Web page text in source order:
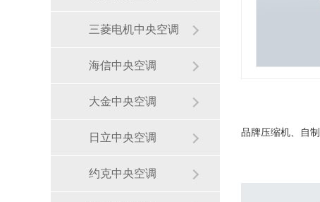
三菱电机中央空调
海信中央空调
大金中央空调
日立中央空调
约克中央空调
品牌压缩机、自